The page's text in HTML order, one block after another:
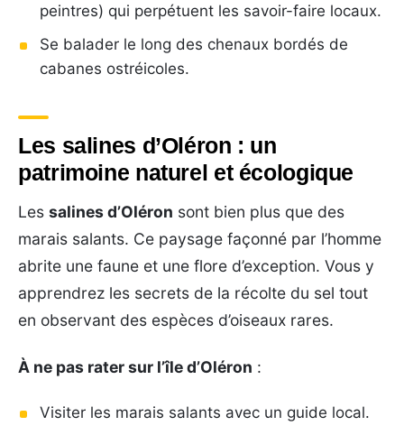
peintres) qui perpétuent les savoir-faire locaux.
Se balader le long des chenaux bordés de
cabanes ostréicoles.
Les salines d’Oléron : un
patrimoine naturel et écologique
Les salines d’Oléron sont bien plus que des
marais salants. Ce paysage façonné par l’homme
abrite une faune et une flore d’exception. Vous y
apprendrez les secrets de la récolte du sel tout
en observant des espèces d’oiseaux rares.
À ne pas rater sur l’île d’Oléron :
Visiter les marais salants avec un guide local.